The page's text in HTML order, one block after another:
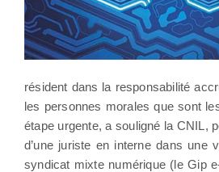
résident dans la responsabilité
les personnes morales que sont
étape urgente, a souligné la CNIL,
d’une juriste en interne dans
syndicat mixte numérique (le Gip